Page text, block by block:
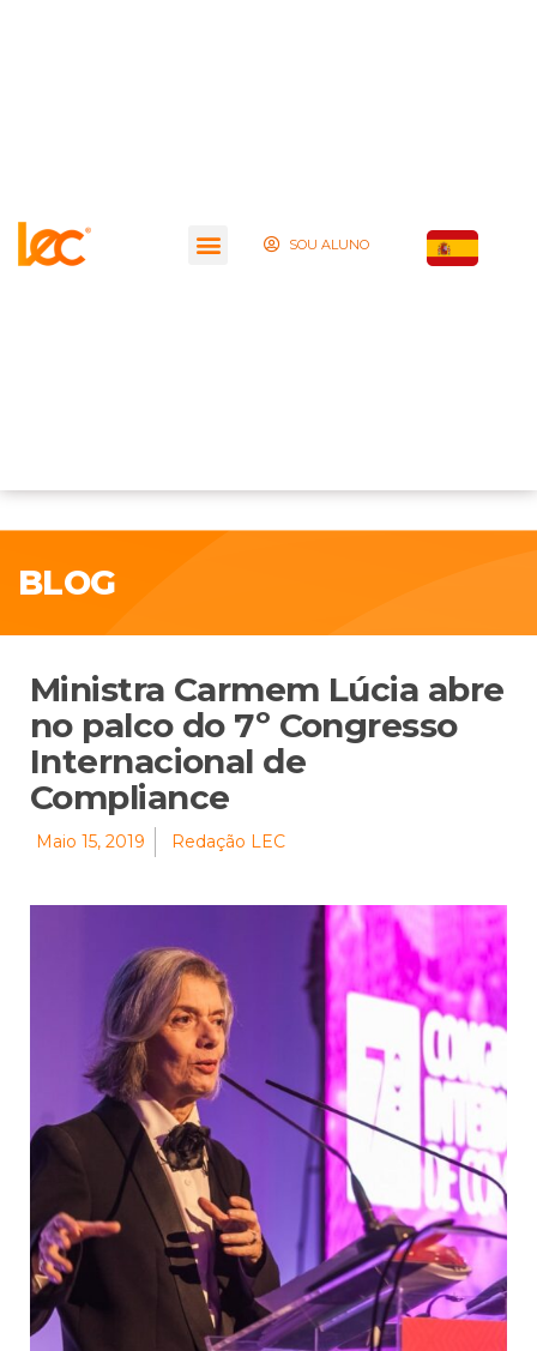
SOU ALUNO
BLOG
Ministra Carmem Lúcia abre
no palco do 7º Congresso
Internacional de
Compliance
Maio 15, 2019 Redação LEC